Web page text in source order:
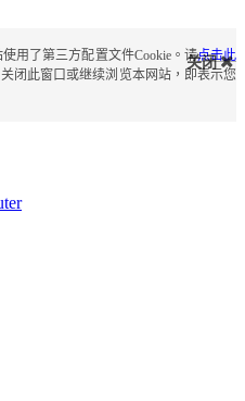
用了第三方配置文件Cookie。请点击此
闭此窗口或继续浏览本网站，即表示您
关闭